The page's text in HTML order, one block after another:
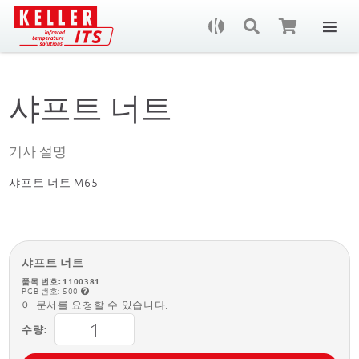
샤프트 너트
기사 설명
샤프트 너트 M65
샤프트 너트
품목 번호: 1100381
PGB 번호: 500
이 문서를 요청할 수 있습니다.
수량: